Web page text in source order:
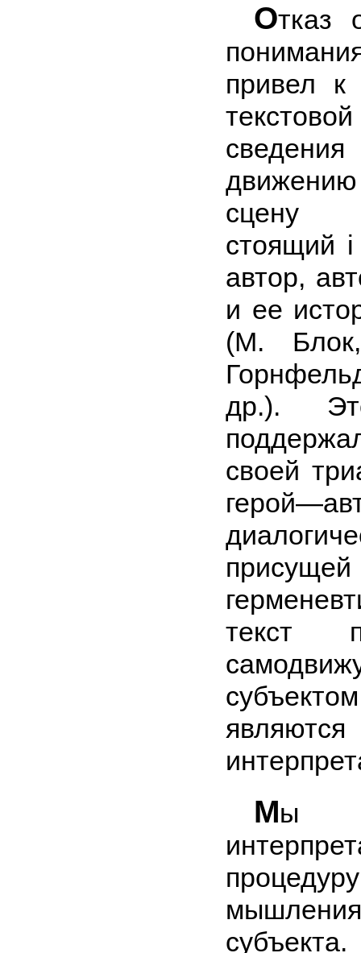
Отказ
при­вел к
сцену
автор,
и ее
(М.
др.).
своей
текст
Мы